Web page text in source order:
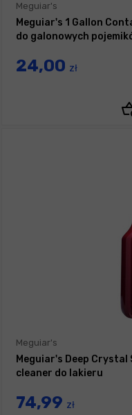
Meguiar's
Meguiar's 1 Gallon
do galonowych
24,00 zł
Meguiar's
Meguiar's Deep
cleaner do lakieru
74,99 zł